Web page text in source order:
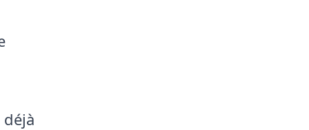
déjà